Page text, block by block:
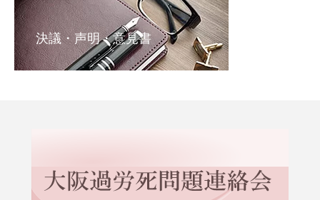
決議・声明・意見書